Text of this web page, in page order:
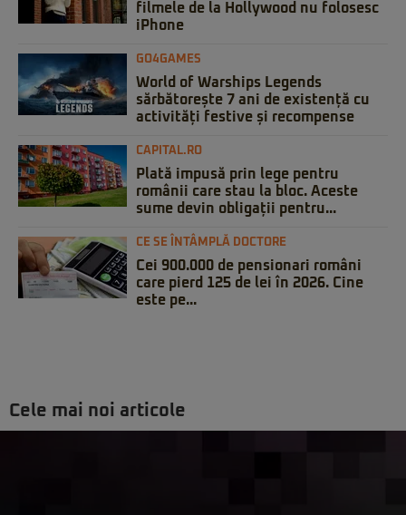
filmele de la Hollywood nu folosesc
iPhone
GO4GAMES
World of Warships Legends
sărbătorește 7 ani de existență cu
activități festive și recompense
CAPITAL.RO
Plată impusă prin lege pentru
românii care stau la bloc. Aceste
sume devin obligații pentru...
CE SE ÎNTÂMPLĂ DOCTORE
Cei 900.000 de pensionari români
care pierd 125 de lei în 2026. Cine
este pe...
Cele mai noi articole